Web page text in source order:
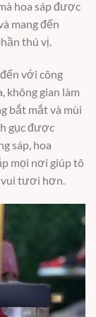
hoa sáp được
mang đến
thú vị.
với công
không gian làm
bắt mắt và mùi
gục được
sáp, hoa
mọi nơi giúp tô
vui tươi hơn.